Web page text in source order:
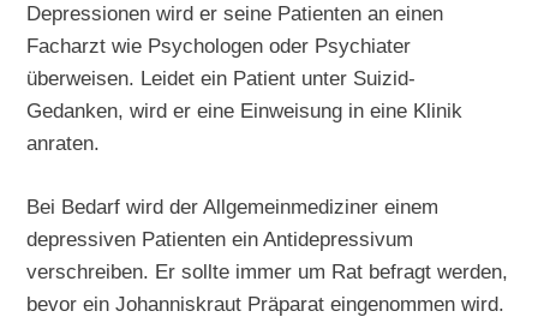
Depressionen wird er seine Patienten an einen
Facharzt wie Psychologen oder Psychiater
überweisen. Leidet ein Patient unter Suizid-
Gedanken, wird er eine Einweisung in eine Klinik
anraten.
Bei Bedarf wird der Allgemeinmediziner einem
depressiven Patienten ein Antidepressivum
verschreiben. Er sollte immer um Rat befragt werden,
bevor ein Johanniskraut Präparat eingenommen wird.